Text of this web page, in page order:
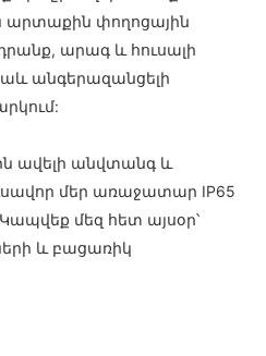
արտաքին փողոցային
արագ և հուսալի
անգերազանցելի
ավելի անվտանգ և
մեր առաջատար IP65
Կապվեք մեզ հետ այսօր՝
և բացառիկ